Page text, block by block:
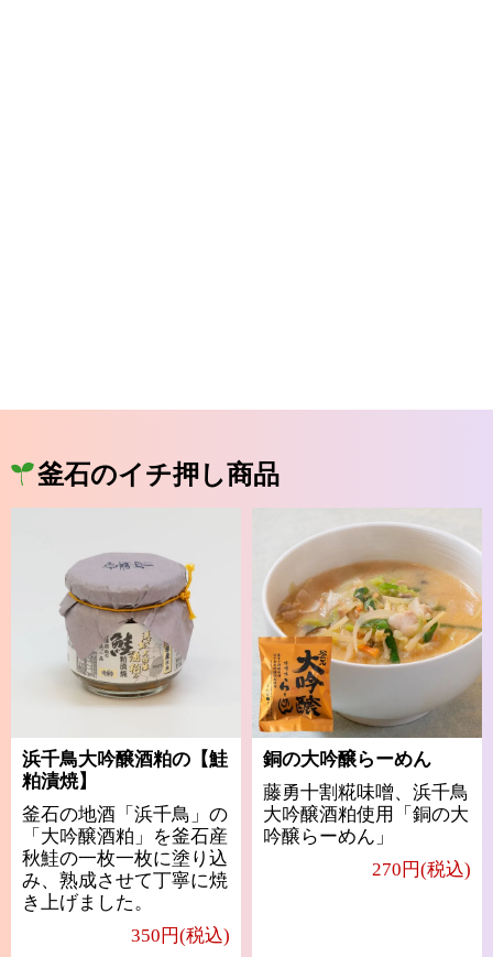
釜石のイチ押し商品
浜千鳥大吟醸酒粕の【鮭
粕漬焼】
釜石の地酒「浜千鳥」の
「大吟醸酒粕」を釜石産
秋鮭の一枚一枚に塗り込
み、熟成させて丁寧に焼
き上げました。
350円(税込)
銅の大吟醸らーめん
藤勇十割糀味噌、浜千鳥
大吟醸酒粕使用「銅の大
吟醸らーめん」
270円(税込)